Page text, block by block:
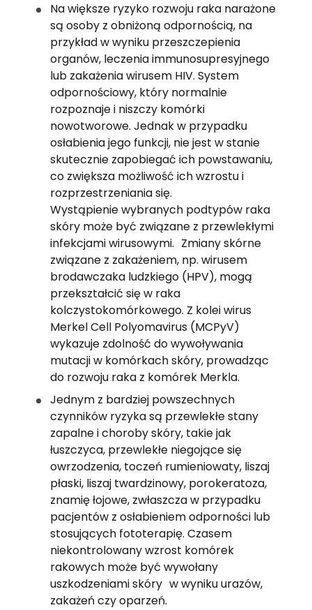
Na większe ryzyko rozwoju raka narażone
są osoby z obniżoną odpornością, na
przykład w wyniku przeszczepienia
organów, leczenia immunosupresyjnego
lub zakażenia wirusem HIV. System
odpornościowy, który normalnie
rozpoznaje i niszczy komórki
nowotworowe. Jednak w przypadku
osłabienia jego funkcji, nie jest w stanie
skutecznie zapobiegać ich powstawaniu,
co zwiększa możliwość ich wzrostu i
rozprzestrzeniania się.
Wystąpienie wybranych podtypów raka
skóry może być związane z przewlekłymi
infekcjami wirusowymi. Zmiany skórne
związane z zakażeniem, np. wirusem
brodawczaka ludzkiego (HPV), mogą
przekształcić się w raka
kolczystokomórkowego. Z kolei wirus
Merkel Cell Polyomavirus (MCPyV)
wykazuje zdolność do wywoływania
mutacji w komórkach skóry, prowadząc
do rozwoju raka z komórek Merkla.
Jednym z bardziej powszechnych
czynników ryzyka są przewlekłe stany
zapalne i choroby skóry, takie jak
łuszczyca, przewlekłe niegojące się
owrzodzenia, toczeń rumieniowaty, liszaj
płaski, liszaj twardzinowy, porokeratoza,
znamię łojowe, zwłaszcza w przypadku
pacjentów z osłabieniem odporności lub
stosujących fototerapię. Czasem
niekontrolowany wzrost komórek
rakowych może być wywołany
uszkodzeniami skóry w wyniku urazów,
zakażeń czy oparzeń.